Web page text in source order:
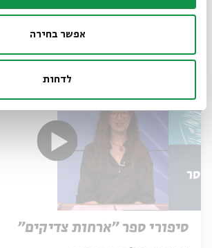
אפשר בחירה
לדחות
סיפורי ספר "ארחות צדיקים"